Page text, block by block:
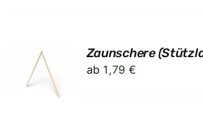
Zaunschere
ab1,79€